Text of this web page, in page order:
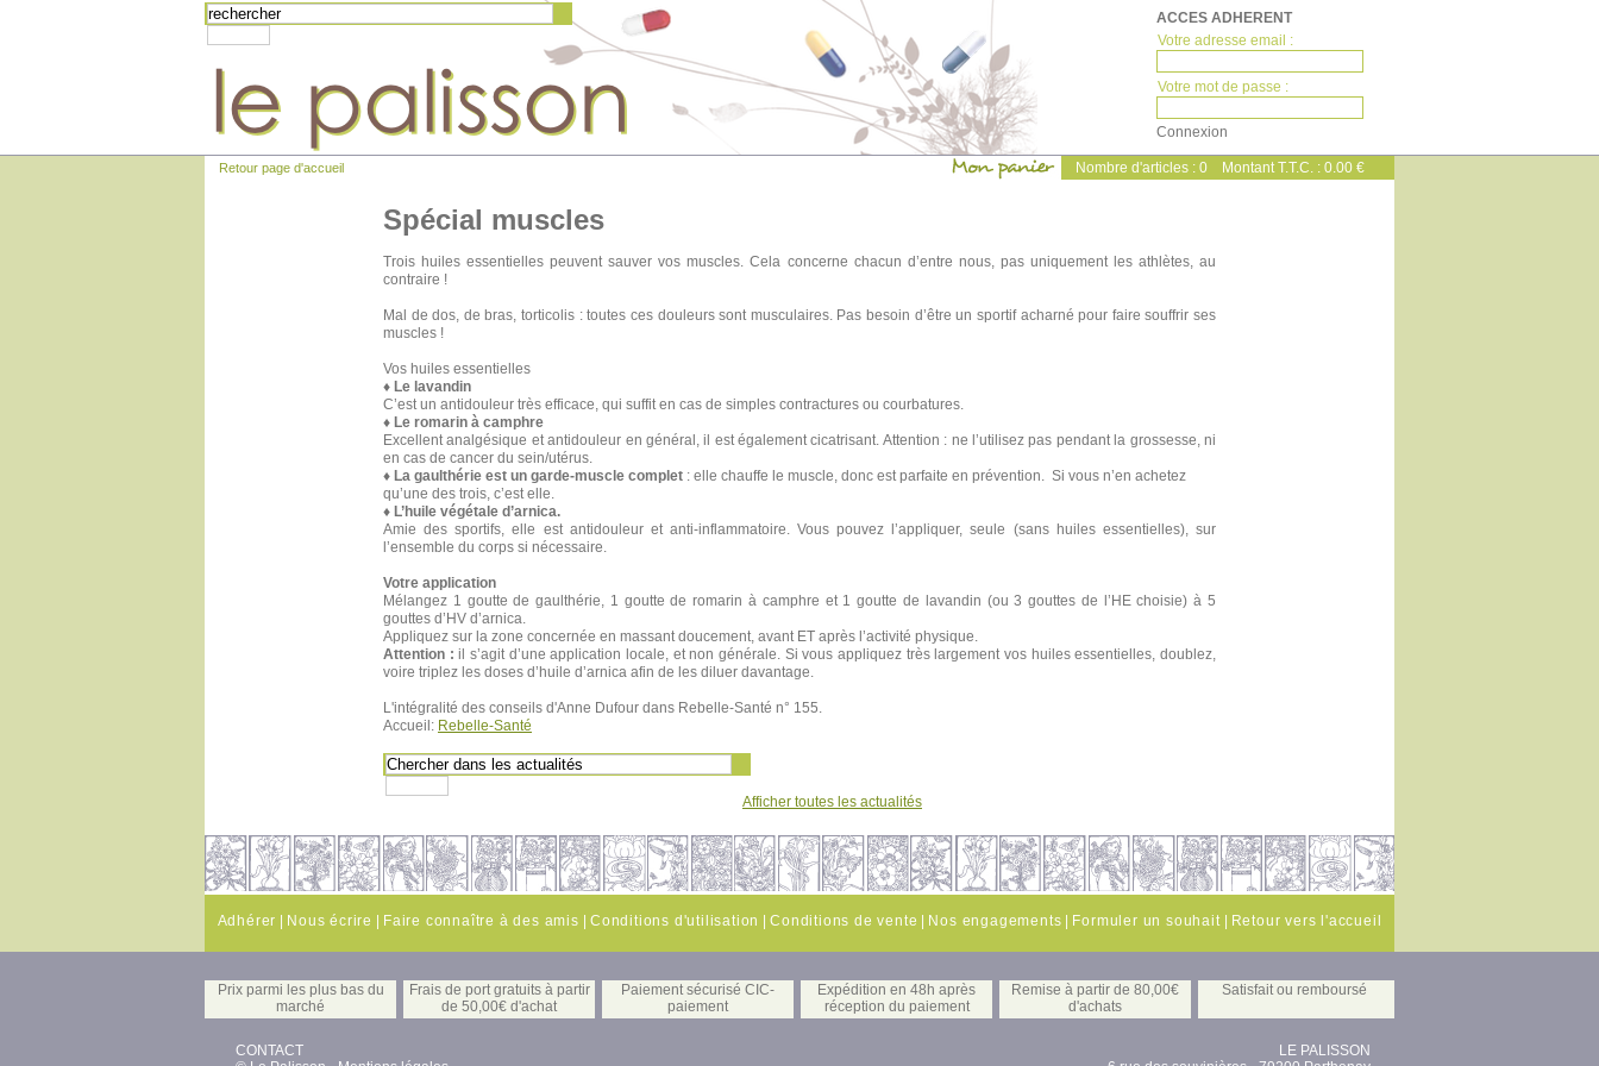
ACCES ADHERENT
Votre adresse email :
Votre mot de passe :
Retour page d'accueil Nombre d'articles : 0 Montant T.T.C. : 0.00 €
Spécial muscles
Trois huiles essentielles peuvent sauver vos muscles. Cela concerne chacun d’entre nous, pas uniquement les athlètes, au
contraire !
Mal de dos, de bras, torticolis : toutes ces douleurs sont musculaires. Pas besoin d’être un sportif acharné pour faire souffrir ses
muscles !
Vos huiles essentielles
♦ Le lavandin
C’est un antidouleur très efficace, qui suffit en cas de simples contractures ou courbatures.
♦ Le romarin à camphre
Excellent analgésique et antidouleur en général, il est également cicatrisant. Attention : ne l’utilisez pas pendant la grossesse, ni
en cas de cancer du sein/utérus.
♦ La gaulthérie est un garde-muscle complet : elle chauffe le muscle, donc est parfaite en prévention. Si vous n’en achetez
qu’une des trois, c’est elle.
♦ L’huile végétale d’arnica.
Amie des sportifs, elle est antidouleur et anti-inflammatoire. Vous pouvez l’appliquer, seule (sans huiles essentielles), sur
l’ensemble du corps si nécessaire.
Votre application
Mélangez 1 goutte de gaulthérie, 1 goutte de romarin à camphre et 1 goutte de lavandin (ou 3 gouttes de l’HE choisie) à 5
gouttes d’HV d’arnica.
Appliquez sur la zone concernée en massant doucement, avant ET après l’activité physique.
Attention : il s’agit d’une application locale, et non générale. Si vous appliquez très largement vos huiles essentielles, doublez,
voire triplez les doses d’huile d’arnica afin de les diluer davantage.
L'intégralité des conseils d'Anne Dufour dans Rebelle-Santé n° 155.
Accueil: Rebelle-Santé
Afficher toutes les actualités
Adhérer Nous écrire Faire connaître à des amis Conditions d'utilisation |Conditions de vente Nos engagements Formuler un souhait| Retour vers l'accueil
Prix parmi les plus bas du
marché
Frais de port gratuits à partir
de 50,00€ d'achat
Paiement sécurisé CIC-
paiement
Expédition en 48h après
réception du paiement
Remise à partir de 80,00€
d'achats
Satisfait ou remboursé
LE PALISSON
CONTACT